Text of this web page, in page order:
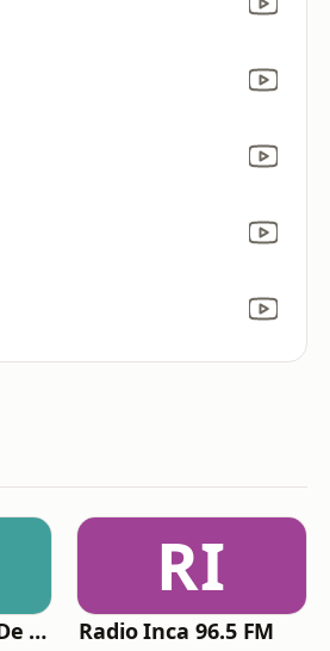
Radio Peruanos De Corazon
RI
Radio Inca 96.5 FM